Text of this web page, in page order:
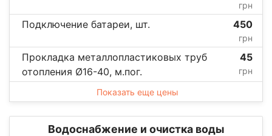
грн
Подключение батареи, шт. 450
грн
Прокладка металлопластиковых труб
отопления Ø16-40, м.пог.
45
грн
Показать еще цены
Водоснабжение и очистка воды